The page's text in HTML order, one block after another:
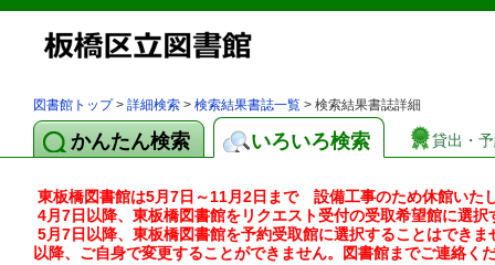
図書館トップ> 詳細検索 > 検索結果書誌一覧 > 検索結果書誌詳細
かんたん検索 いろいろ検索 貸出・
東板橋図書館は5月7日～11月2日まで 設備工事のため休館いた
4月7日以降、東板橋図書館をリクエスト受付の受取希望館に選択
5月7日以降、東板橋図書館を予約受取館に選択することはでき
以降、ご自身で変更することができません。図書館までご連絡く